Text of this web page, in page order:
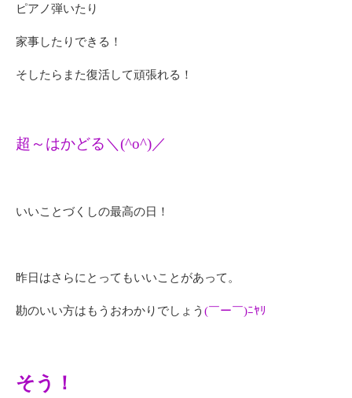
ピアノ弾いたり
家事したりできる！
そしたらまた復活して頑張れる！
超～はかどる＼(^o^)／
いいことづくしの最高の日！
昨日はさらにとってもいいことがあって。
勘のいい方はもうおわかりでしょう (￣ー￣)ﾆﾔﾘ
そう！